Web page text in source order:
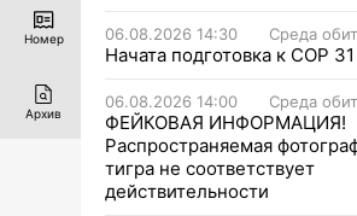
06.08.2026 14:30 Среда
Начата подготовка к СОР 31
06.08.2026 14:00 Среда
ФЕЙКОВАЯ ИНФОРМАЦИЯ!
Распространяемая
тигра не соответствует
действительности
Номер
Архив